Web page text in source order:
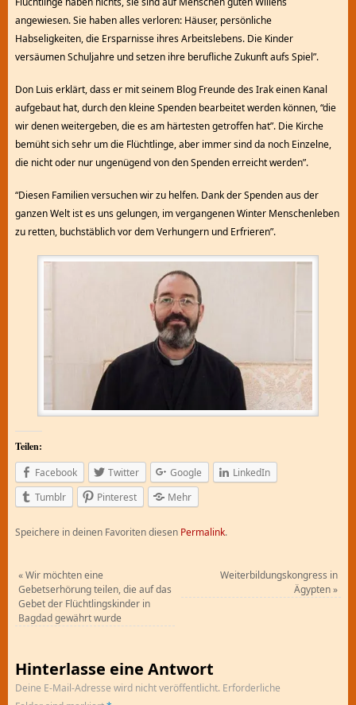
angewiesen. Sie haben alles verloren: Häuser, persönliche
Habseligkeiten, die Ersparnisse ihres Arbeitslebens. Die Kinder
versäumen Schuljahre und setzen ihre berufliche Zukunft aufs Spiel”.
Don Luis erklärt, dass er mit seinem Blog Freunde des Irak einen Kanal
aufgebaut hat, durch den kleine Spenden bearbeitet werden können, “die
wir denen weitergeben, die es am härtesten getroffen hat”. Die Kirche
bemüht sich sehr um die Flüchtlinge, aber immer sind da noch Einzelne,
die nicht oder nur ungenügend von den Spenden erreicht werden”.
“Diesen Familien versuchen wir zu helfen. Dank der Spenden aus der
ganzen Welt ist es uns gelungen, im vergangenen Winter Menschenleben
zu retten, buchstäblich vor dem Verhungern und Erfrieren”.
Teilen:
Facebook
Twitter Google
LinkedIn
Tumblr
Pinterest Mehr
Speichere in deinen Favoriten diesen Permalink.
«Wir möchten eine
Gebetserhörung teilen, die auf das
Gebet der Flüchtlingskinder in
Bagdad gewährt wurde
Weiterbildungskongress in
Ägypten»
Hinterlasse eine Antwort
Deine E-Mail-Adresse wird nicht veröffentlicht. Erforderliche